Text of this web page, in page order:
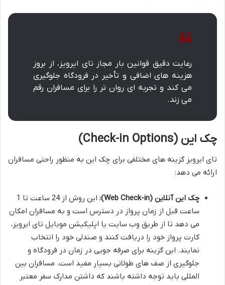
رعایت دقیق قوانین بار مجاز تای ایرویز، از بروز
هزینه های اضافی و تأخیر در فرودگاه جلوگیری
می کند و تجربه ای روان تر را برای مسافران رقم
می زند.
چک این (Check-in Options)
تای ایرویز گزینه های مختلفی برای چک این به منظور راحتی مسافران
ارائه می دهد:
چک این آنلاین (Web Check-in):
این روش از 24 ساعت تا 1
ساعت قبل از زمان پرواز در دسترس است و به مسافران امکان
می دهد تا از طریق وب سایت یا اپلیکیشن موبایل تای ایرویز،
کارت پرواز خود را دریافت کنند و صندلی خود را انتخاب
نمایند. این گزینه برای صرفه جویی در زمان در فرودگاه و
جلوگیری از صف های طولانی بسیار مفید است. مسافران بین
المللی باید توجه داشته باشند که داشتن مدارک سفر معتبر